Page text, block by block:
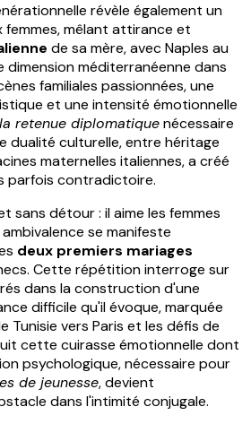
révèle également un
mêlant attirance et
de sa mère, avec Naples au
méditerranéenne dans
familiales passionnées, une
et une intensité émotionnelle
la retenue diplomatiquenécessaire
dualité culturelle, entre héritage
maternelles italiennes, a créé
parfois contradictoire.
sans détour : il aime les femmes
se manifeste
deux premiers mariages
Cette répétition interroge sur
dans la construction d'une
difficile qu'il évoque, marquée
Tunisie vers Paris et les défis de
cette cuirasse émotionnelle dont
psychologique, nécessaire pour
de jeunesse, devient
dans l'intimité conjugale.